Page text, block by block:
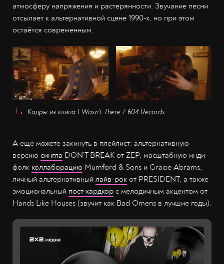
атмосферу напряжения и растерянности. Звучание песни
отсылает к альтернативной сцене 1990-х, но при этом
остаётся современным.
Кадры из клипа I Wasn't There / 604 Records
А ещё можете закинуть в плейлист: альтернативную
версию сингла DON’T BREAK от ZEP, масштабную инди-
фолк коллаборацию Mumford & Sons и Gracie Abrams,
личный альтернативный лайв-рок от PRESIDENT, а также
эмоциональный пост-хардкор с мелодичным акцентом от
Hands Like Houses (звучит как Bad Omens в лучшие годы).